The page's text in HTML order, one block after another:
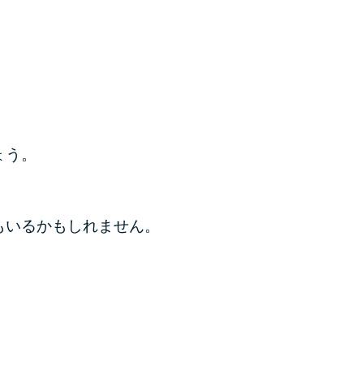
。
るかもしれません。